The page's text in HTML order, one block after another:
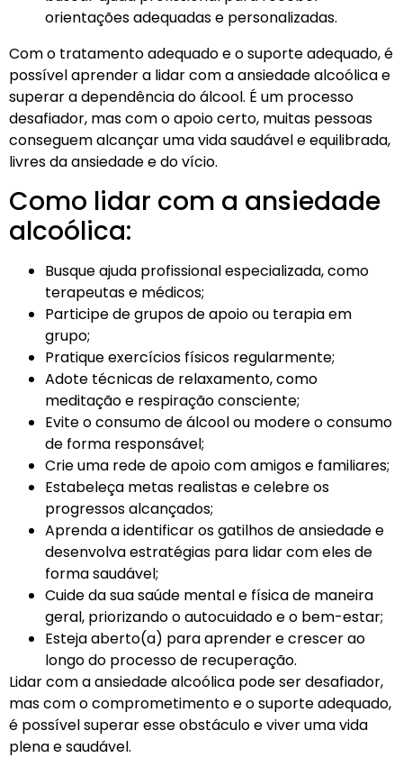
orientações adequadas e personalizadas.
Com o tratamento adequado e o suporte adequado, é
possível aprender a lidar com a ansiedade alcoólica e
superar a dependência do álcool. É um processo
desafiador, mas com o apoio certo, muitas pessoas
conseguem alcançar uma vida saudável e equilibrada,
livres da ansiedade e do vício.
Como lidar com a ansiedade
alcoólica:
Busque ajuda profissional especializada, como
terapeutas e médicos;
Participe de grupos de apoio ou terapia em
grupo;
Pratique exercícios físicos regularmente;
Adote técnicas de relaxamento, como
meditação e respiração consciente;
Evite o consumo de álcool ou modere o consumo
de forma responsável;
Crie uma rede de apoio com amigos e familiares;
Estabeleça metas realistas e celebre os
progressos alcançados;
Aprenda a identificar os gatilhos de ansiedade e
desenvolva estratégias para lidar com eles de
forma saudável;
Cuide da sua saúde mental e física de maneira
geral, priorizando o autocuidado e o bem-estar;
Esteja aberto(a) para aprender e crescer ao
longo do processo de recuperação.
Lidar com a ansiedade alcoólica pode ser desafiador,
mas com o comprometimento e o suporte adequado,
é possível superar esse obstáculo e viver uma vida
plena e saudável.